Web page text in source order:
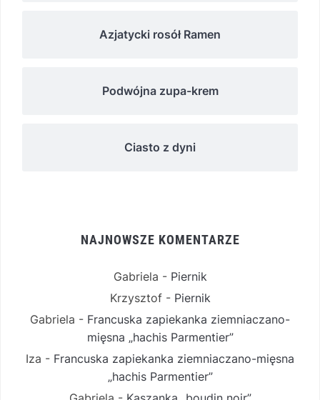
Azjatycki rosół Ramen
Podwójna zupa-krem
Ciasto z dyni
NAJNOWSZE KOMENTARZE
Gabriela - Piernik
Krzysztof- Piernik
Gabriela - Francuska zapiekanka ziemniaczano-
mięsna „hachis Parmentier”
Iza - Francuska zapiekanka ziemniaczano-mięsna
„hachis Parmentier”